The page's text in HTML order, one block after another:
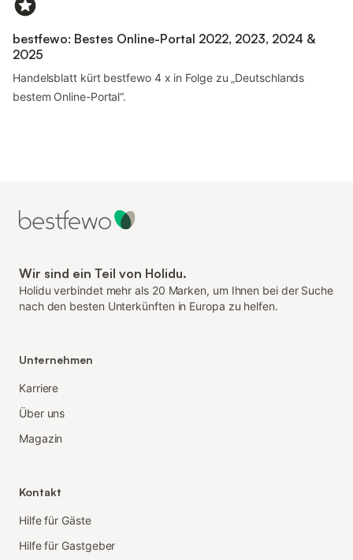
bestfewo: Bestes Online-Portal 2022, 2023, 2024 &
2025
Handelsblatt kürt bestfewo 4 x in Folge zu „Deutschlands
bestem Online-Portal“.
Wir sind ein Teil von Holidu.
Holidu verbindet mehr als 20 Marken, um Ihnen bei der Suche
nach den besten Unterkünften in Europa zu helfen.
Unternehmen
Karriere
Über uns
Magazin
Kontakt
Hilfe für Gäste
Hilfe für Gastgeber